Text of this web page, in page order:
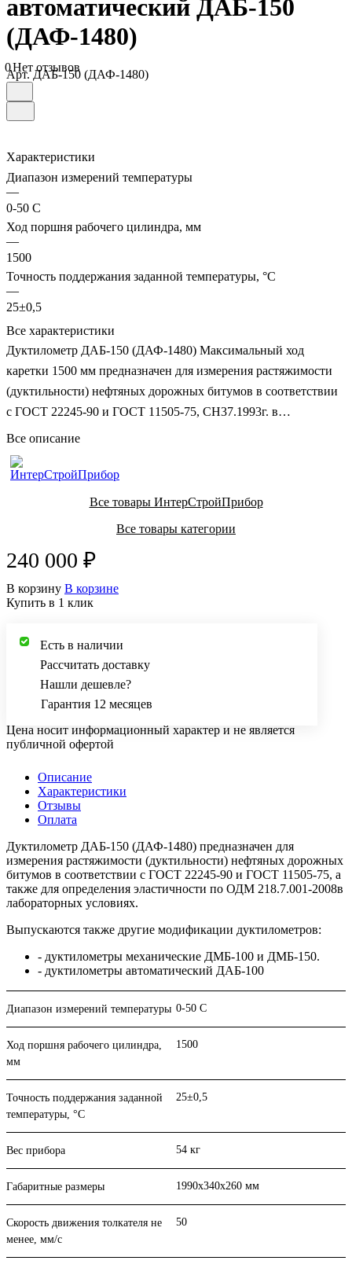
автоматический ДАБ-150
(ДАФ-1480)
0Нет отзывов
Арт.ДАБ-150 (ДАФ-1480)
Характеристики
Диапазон измерений температуры
—
0-50 С
Ход поршня рабочего цилиндра, мм
—
1500
Точность поддержания заданной температуры, °С
—
25±0,5
Все характеристики
Дуктилометр ДАБ-150 (ДАФ-1480) Максимальный ход
каретки 1500 мм предназначен для измерения растяжимости
(дуктильности) нефтяных дорожных битумов в соответствии
с ГОСТ 22245-90 и ГОСТ 11505-75, СН37.1993г. в
лабораторных условиях.
Все описание
Все товары ИнтерСтройПрибор
Все товары категории
240 000 ₽
В корзину В корзине
Купить в 1 клик
Есть в наличии
Рассчитать доставку
Нашли дешевле?
Гарантия 12 месяцев
Цена носит информационный характер и не является
публичной офертой
Описание
Характеристики
Отзывы
Оплата
Дуктилометр ДАБ-150 (ДАФ-1480) предназначен для
измерения растяжимости (дуктильности) нефтяных дорожных
битумов в соответствии с ГОСТ 22245-90 и ГОСТ 11505-75, а
также для определения эластичности по ОДМ 218.7.001-2008в
лабораторных условиях.
Выпускаются также другие модификации дуктилометров:
- дуктилометры механические ДМБ-100 и ДМБ-150.
- дуктилометры автоматический ДАБ-100
Диапазон измерений температуры 0-50 С
Ход поршня рабочего цилиндра,
мм
1500
Точность поддержания заданной
температуры, °С
25±0,5
Вес прибора 54 кг
Габаритные размеры 1990х340х260 мм
Скорость движения толкателя не
менее, мм/c
50